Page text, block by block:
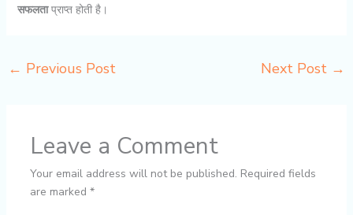
सफलताप्राप्त होती है।
← Previous Post Next Post →
Leave a Comment
Your email address will not be published. Required fields
are marked *